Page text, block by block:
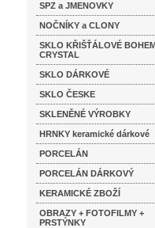
SPZ a JMENOVKY
NOČNÍKY a CLONY
SKLO KŘIŠŤÁLOVÉ
CRYSTAL
SKLO DÁRKOVÉ
SKLO ČESKE
SKLENĚNÉ VÝROBKY
HRNKY keramické dárkové
PORCELÁN
PORCELÁN DÁRKOVÝ
KERAMICKÉ ZBOŽÍ
OBRAZY + FOTOFILMY +
PRSTÝNKY